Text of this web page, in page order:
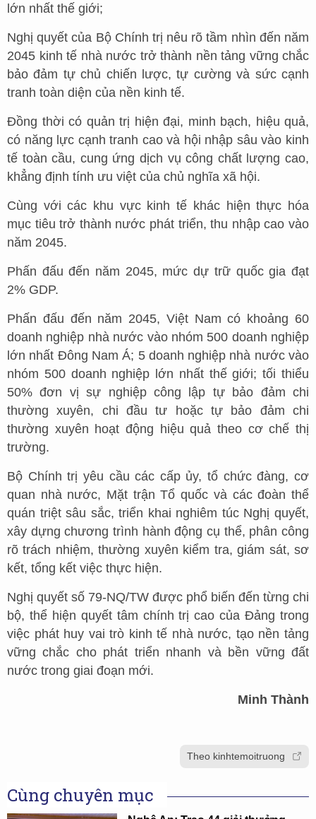
lớn nhất thế giới;
Nghị quyết của Bộ Chính trị nêu rõ tầm nhìn đến năm
2045 kinh tế nhà nước trở thành nền tảng vững chắc
bảo đảm tự chủ chiến lược, tự cường và sức cạnh
tranh toàn diện của nền kinh tế.
Đồng thời có quản trị hiện đại, minh bạch, hiệu quả,
có năng lực cạnh tranh cao và hội nhập sâu vào kinh
tế toàn cầu, cung ứng dịch vụ công chất lượng cao,
khẳng định tính ưu việt của chủ nghĩa xã hội.
Cùng với các khu vực kinh tế khác hiện thực hóa
mục tiêu trở thành nước phát triển, thu nhập cao vào
năm 2045.
Phấn đấu đến năm 2045, mức dự trữ quốc gia đạt
2% GDP.
Phấn đấu đến năm 2045, Việt Nam có khoảng 60
doanh nghiệp nhà nước vào nhóm 500 doanh nghiệp
lớn nhất Đông Nam Á; 5 doanh nghiệp nhà nước vào
nhóm 500 doanh nghiệp lớn nhất thế giới; tối thiểu
50% đơn vị sự nghiệp công lập tự bảo đảm chi
thường xuyên, chi đầu tư hoặc tự bảo đảm chi
thường xuyên hoạt động hiệu quả theo cơ chế thị
trường.
Bộ Chính trị yêu cầu các cấp ủy, tổ chức đàng, cơ
quan nhà nước, Mặt trận Tổ quốc và các đoàn thể
quán triệt sâu sắc, triển khai nghiêm túc Nghị quyết,
xây dựng chương trình hành động cụ thể, phân công
rõ trách nhiệm, thường xuyên kiểm tra, giám sát, sơ
kết, tổng kết việc thực hiện.
Nghị quyết số 79-NQ/TW được phổ biến đến từng chi
bộ, thể hiện quyết tâm chính trị cao của Đảng trong
việc phát huy vai trò kinh tế nhà nước, tạo nền tảng
vững chắc cho phát triển nhanh và bền vững đất
nước trong giai đoạn mới.
Minh Thành
Theo kinhtemoitruong
Cùng chuyên mục